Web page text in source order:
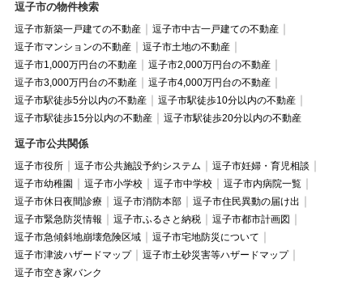
逗子市の物件検索
逗子市新築一戸建ての不動産
逗子市中古一戸建ての不動産
逗子市マンションの不動産
逗子市土地の不動産
逗子市1,000万円台の不動産
逗子市2,000万円台の不動産
逗子市3,000万円台の不動産
逗子市4,000万円台の不動産
逗子市駅徒歩5分以内の不動産
逗子市駅徒歩10分以内の不動産
逗子市駅徒歩15分以内の不動産
逗子市駅徒歩20分以内の不動産
逗子市公共関係
逗子市役所 逗子市公共施設予約システム
逗子市妊婦・育児相談
逗子市幼稚園
逗子市小学校 逗子市中学校
逗子市内病院一覧
逗子市休日夜間診療
逗子市消防本部
逗子市住民異動の届け出
逗子市緊急防災情報
逗子市ふるさと納税
逗子市都市計画図
逗子市急傾斜地崩壊危険区域
逗子市宅地防災について
逗子市津波ハザードマップ
逗子市土砂災害等ハザードマップ
逗子市空き家バンク